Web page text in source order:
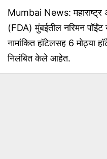
Mumbai News:
(FDA) मुंबईतील नरिमन
नामांकित हॉटेलसह 6 मोठ्या
निलंबित केले आहेत.